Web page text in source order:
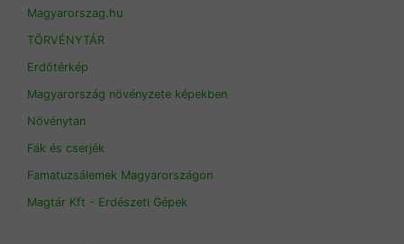
Magyarorszag.hu
TÖRVÉNYTÁR
Erdőtérkép
Magyarország növényzete képekben
Növénytan
Fák és cserjék
Famatuzsálemek Magyarországon
Magtár Kft - Erdészeti Gépek